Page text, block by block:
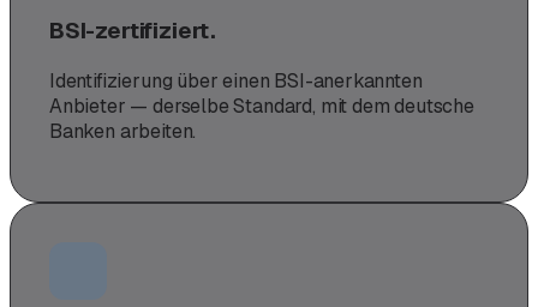
BSI-zertifiziert.
Identifizierung über einen BSI-anerkannten
Anbieter — derselbe Standard, mit dem deutsche
Banken arbeiten.